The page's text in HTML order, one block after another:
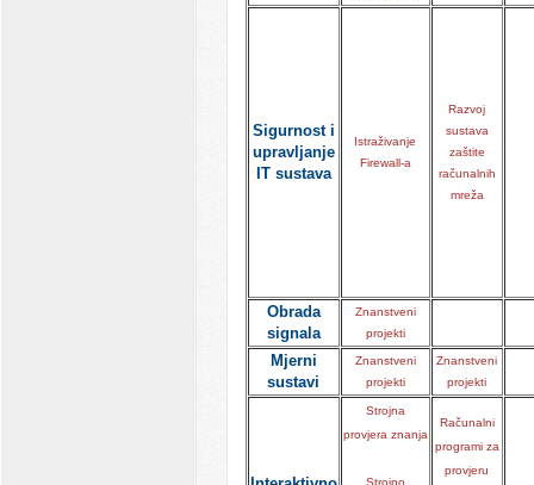
Sigurnost i
upravljanje
IT sustava
Istraživanje
Firewall-a
Razvoj
sustava
zaštite
računalnih
mreža
Obrada
signala
Znanstveni
projekti
Mjerni
sustavi
Znanstveni
projekti
Znanstveni
projekti
Strojna
provjera znanja
Strojno
Računalni
programi za
provjeru